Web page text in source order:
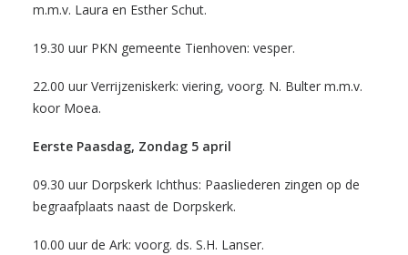
m.m.v. Laura en Esther Schut.
19.30 uur PKN gemeente Tienhoven: vesper.
22.00 uur Verrijzeniskerk: viering, voorg. N. Bulter m.m.v.
koor Moea.
Eerste Paasdag, Zondag 5 april
09.30 uur Dorpskerk Ichthus: Paasliederen zingen op de
begraafplaats naast de Dorpskerk.
10.00 uur de Ark: voorg. ds. S.H. Lanser.